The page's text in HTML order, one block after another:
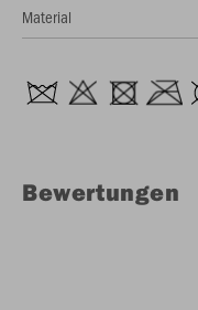
Material
Bewertungen